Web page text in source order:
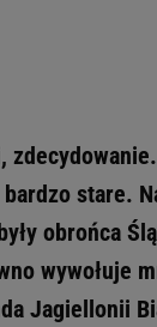
stare.
obrońca
wywołuje
Jagiellonii